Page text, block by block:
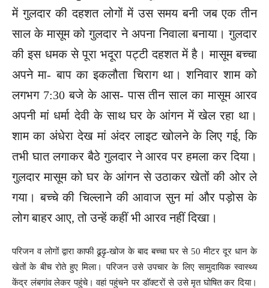
में गुलदार की दहशत लोगों में उस समय बनी जब एक तीन
साल के मासूम को गुलदार ने अपना निवाला बनाया। गुलदार
की इस धमक से पूरा भदूरा पट्टी दहशत में है। मासूम बच्चा
अपने मा- बाप का इकलौता चिराग था। शनिवार शाम को
लगभग 7:30 बजे के आस- पास तीन साल का मासूम आरव
अपनी मां धर्मा देवी के साथ घर के आंगन में खेल रहा था।
शाम का अंधेरा देख मां अंदर लाइट खोलने के लिए गई, कि
तभी घात लगाकर बैठे गुलदार ने आरव पर हमला कर दिया।
गुलदार मासूम को घर के आंगन से उठाकर खेतों की ओर ले
गया। बच्चे की चिल्लाने की आवाज सुन मां और पड़ोस के
लोग बाहर आए, तो उन्हें कहीं भी आरव नहीं दिखा।
परिजन व लोगों द्वारा काफी ढूढ़ृ-खोज के बाद बच्चा घर से 50 मीटर दूर धान के
खेतों के बीच रोते हुए मिला। परिजन उसे उपचार के लिए सामुदायिक स्वास्थ्य
केंद्र लंबगांव लेकर पहुंचे। वहां पहुंचने पर डॉक्टरों से उसे मृत घोषित कर दिया।